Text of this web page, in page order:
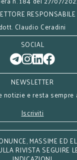
RESPONSABILE
dott. Claudio Ceradini
SOCIAL
NEWSLETTER
notizie e resta sempre
Iscriviti
MASSIME ED
RIVISTA SEGUIRE